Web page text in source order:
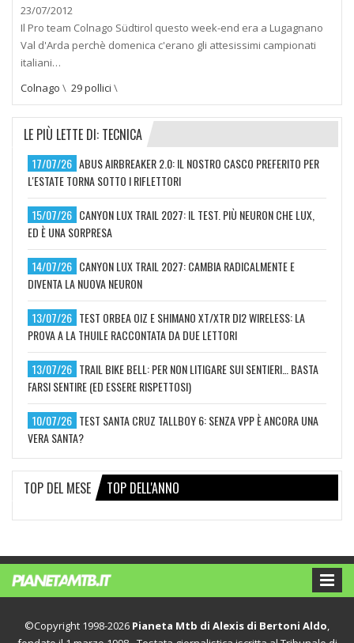
23/07/2012
Il Pro team Colnago Südtirol questo week-end era a Lugagnano
Val d'Arda perchè domenica c'erano gli attesissimi campionati
italiani…
Colnago \ 29 pollici \
LE PIÙ LETTE DI: TECNICA
17/07/26 ABUS AIRBREAKER 2.0: IL NOSTRO CASCO PREFERITO PER
L'ESTATE TORNA SOTTO I RIFLETTORI
15/07/26 CANYON LUX TRAIL 2027: IL TEST. PIÙ NEURON CHE LUX,
ED È UNA SORPRESA
14/07/26 CANYON LUX TRAIL 2027: CAMBIA RADICALMENTE E
DIVENTA LA NUOVA NEURON
13/07/26 TEST ORBEA OIZ E SHIMANO XT/XTR DI2 WIRELESS: LA
PROVA A LA THUILE RACCONTATA DA DUE LETTORI
13/07/26 TRAIL BIKE BELL: PER NON LITIGARE SUI SENTIERI… BASTA
FARSI SENTIRE (ED ESSERE RISPETTOSI)
10/07/26 TEST SANTA CRUZ TALLBOY 6: SENZA VPP È ANCORA UNA
VERA SANTA?
TOP DEL MESE TOP DELL'ANNO
©Copyright 1998-2026 Pianeta Mtb di Alexis di Bertoni Aldo